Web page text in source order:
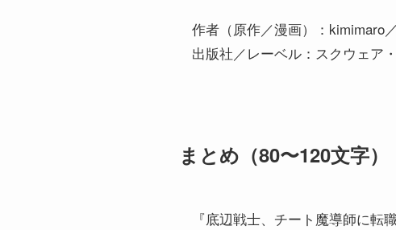
作者（原作／漫画）：kimimaro
出版社／レーベル：スクウェア
まとめ（80〜120文字）
『底辺戦士、チート魔導師に